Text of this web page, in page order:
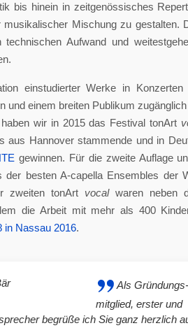
bis hinein in zeitgenössisches
musikalischer Mischung zu gestalten.
Aufwand und
einstudierter Werke in
und einem breiten Publikum
wir in 2015 das Festival tonArt
aus Hannover stammende und in
gewinnen. Für die zweite Auflage
der besten A-capella Ensembles der
zweiten tonArt vocalwaren neben
die Arbeit mit mehr als 400
in Nassau 2016.
Als Gründungs-
mitglied, erster und
begrüße ich Sie ganz herzlich